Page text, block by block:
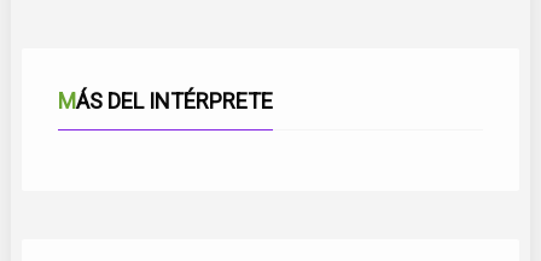
MÁS DEL INTÉRPRETE